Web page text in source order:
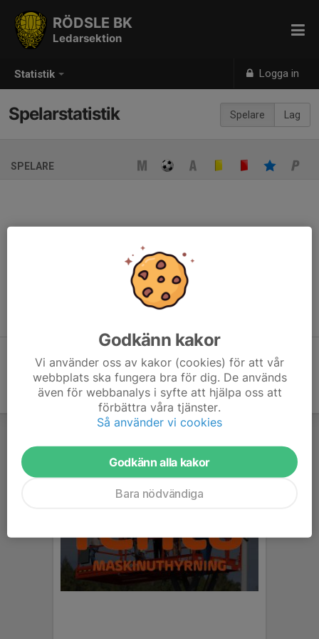
Statistik Logga in
RÖDSLE BK
Ledarsektion
Spelare Lag
Spelarstatistik
SPELARE
Ingen spelarstatistik sparad
När ni fyller i uppställning på respektive match visas statistiken
automatiskt på denna sida
Godkänn kakor
Vi använder oss av kakor (cookies) för att vår
webbplats ska fungera bra för dig. De används
även för webbanalys i syfte att hjälpa oss att
förbättra våra tjänster.
Så använder vi cookies
Godkänn alla kakor
Bara nödvändiga